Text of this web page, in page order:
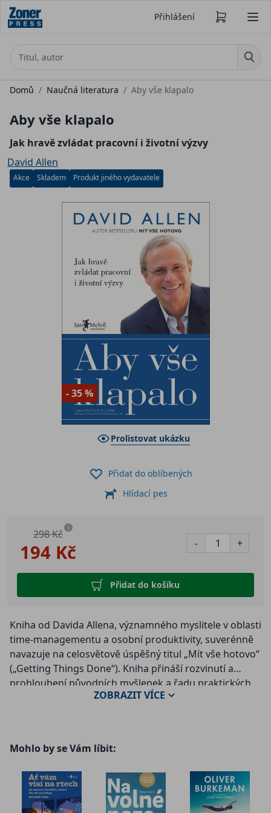
Přihlášení
Domů / Naučná literatura / Aby vše klapalo
Aby vše klapalo
Jak hravě zvládat pracovní i životní výzvy
David Allen
Akce Skladem Produkt jiného vydavatele
- 35 %
Prolistovat ukázku
194 Kč
298 Kč i
- +
Přidat do košíku
Přidat do oblíbených
Hlídací pes
Kniha od Davida Allena, významného myslitele v oblasti
time-managementu a osobní produktivity, suverénně
navazuje na celosvětově úspěšný titul „Mít vše hotovo“
(„Getting Things Done“). Kniha přináší rozvinutí a
prohloubení původních myšlenek a řadu praktických
příkladů, které Allen získal během své praxe kouče.
metodika pomáhá v práci i životě milionům lidí na
celém světě. I u nás si bestseller Mít vše hotovo během
dvou let od českého vydání získal tisíce fanoušků a
dočkal se několika dotisků.
ZOBRAZITVÍCE
Mohlo by se Vám líbit: